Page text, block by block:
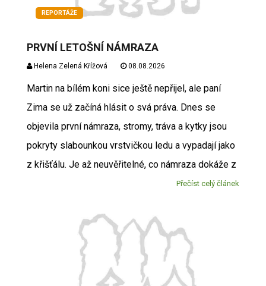
REPORTÁŽE
PRVNÍ LETOŠNÍ NÁMRAZA
Helena Zelená Křížová 08.08.2026
Martin na bílém koni sice ještě nepřijel, ale paní
Zima se už začíná hlásit o svá práva. Dnes se
objevila první námraza, stromy, tráva a kytky jsou
pokryty slabounkou vrstvičkou ledu a vypadají jako
z křišťálu. Je až neuvěřitelné, co námraza dokáže z
Přečíst celý článek